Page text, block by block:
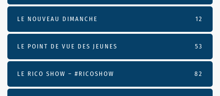
LE NOUVEAU DIMANCHE 12
LE POINT DE VUE DES JEUNES 53
LE RICO SHOW – #RICOSHOW 82